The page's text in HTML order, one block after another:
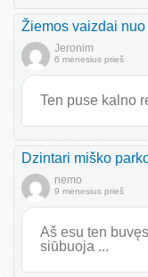
Žiemos vaizdai
Jeronim
6 mėnesius prieš
Ten puse kalno
Dzintari miško
nemo
9 mėnesius prieš
Aš esu ten
siūbuoja ...